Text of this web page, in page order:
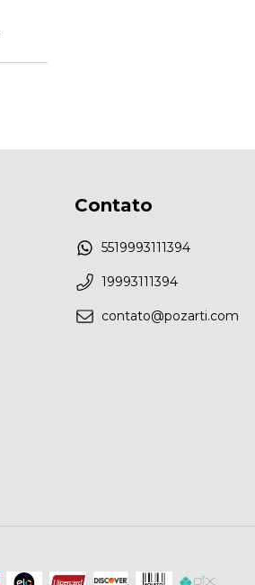
Contato
5519993111394
19993111394
contato@pozarti.com